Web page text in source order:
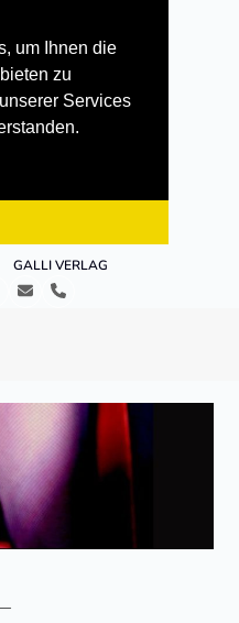
um Ihnen die
zu
Services
GALLI VERLAG
E- Telefon